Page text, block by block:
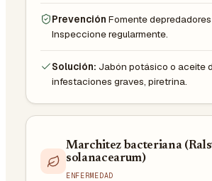
Prevención Fomente depredadores
Inspeccione regularmente.
Solución: Jabón potásico o aceite
infestaciones graves, piretrina.
Marchitez bacteriana
solanacearum)
ENFERMEDAD